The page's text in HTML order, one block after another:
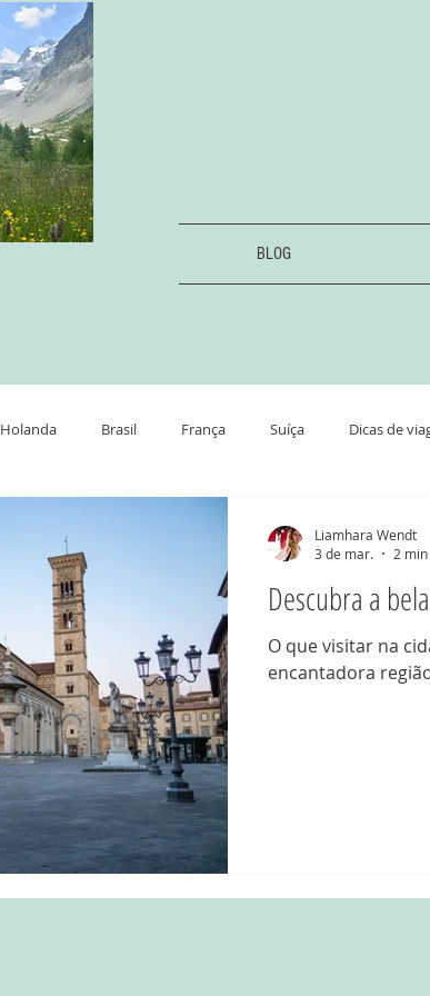
BLOG
Holanda Brasil França Suíça Dicas de
Descubra a
O que visitar na
encantadora
Liamhara Wendt
3 de mar.
2